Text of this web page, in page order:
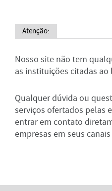
Atenção:
Nosso site não tem
as instituições citadas
Qualquer dúvida ou
serviços ofertados pelas
entrar em contato
empresas em seus